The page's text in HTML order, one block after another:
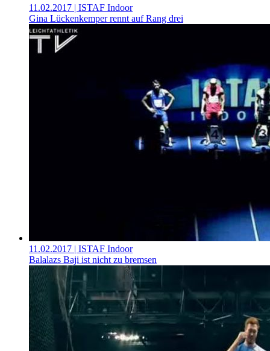
11.02.2017 | ISTAF Indoor
Gina Lückenkemper rennt auf Rang drei
11.02.2017 | ISTAF Indoor
Balalazs Baji ist nicht zu bremsen